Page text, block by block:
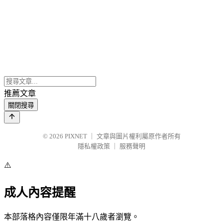
推薦文章
關閉搜尋
© 2026 PIXNET
文章與圖片權利屬原作者所有
隱私權政策
服務聲明
⚠️
成人內容提醒
本部落格內容僅限年滿十八歲者瀏覽。